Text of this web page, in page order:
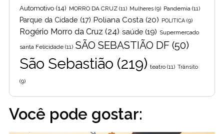
Automotivo (14) MORRO DA CRUZ (11) Mulheres (9) Pandemia (11)
Parque da Cidade (17) Poliana Costa (20) POLITICA (9)
Rogério Morro da Cruz (24) saúde (19) Supermercado
santa Felicidade (11) SÃO SEBASTIÃO DF (50)
São Sebastião (219) teatro (11) Trânsito
(9)
Você pode gostar: